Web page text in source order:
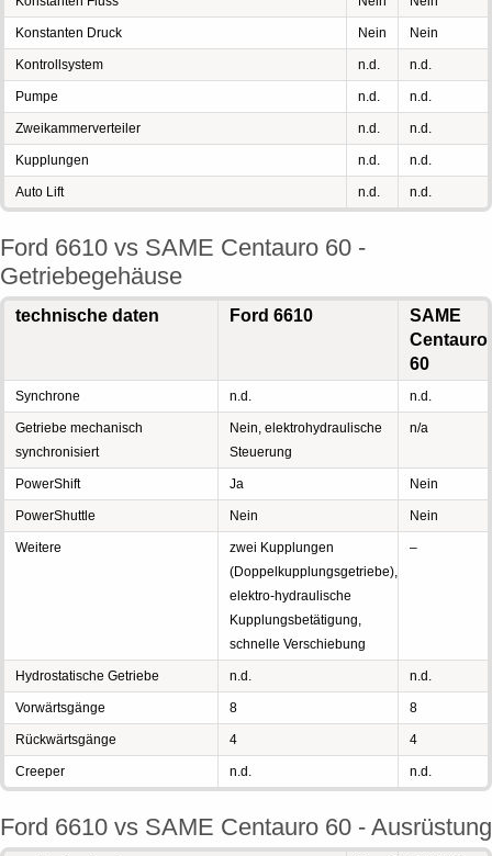
Konstanten Druck Nein Nein
Kontrollsystem n.d. n.d.
Pumpe n.d. n.d.
Zweikammerverteiler n.d. n.d.
Kupplungen n.d. n.d.
Auto Lift n.d. n.d.
Ford 6610 vs SAME Centauro 60 -
Getriebegehäuse
technische daten Ford 6610
SAME
Centauro
60
Synchrone n.d. n.d.
Getriebe mechanisch
synchronisiert
Nein, elektrohydraulische
Steuerung
n/a
PowerShift Ja Nein
PowerShuttle Nein Nein
Weitere
zwei Kupplungen
(Doppelkupplungsgetriebe),
elektro-hydraulische
Kupplungsbetätigung,
schnelle Verschiebung
–
Hydrostatische Getriebe n.d. n.d.
Vorwärtsgänge 8 8
Rückwärtsgänge 4 4
Creeper n.d. n.d.
Ford 6610 vs SAME Centauro 60 - Ausrüstung